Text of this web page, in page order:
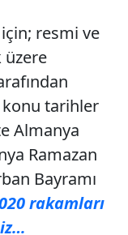
resmi ve
üzere
konu tarihler
Almanya
Ramazan
Bayramı
rakamları